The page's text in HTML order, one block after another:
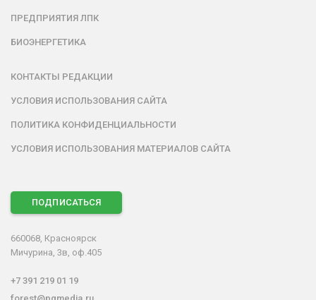
ПРЕДПРИЯТИЯ ЛПК
БИОЭНЕРГЕТИКА
КОНТАКТЫ РЕДАКЦИИ
УСЛОВИЯ ИСПОЛЬЗОВАНИЯ САЙТА
ПОЛИТИКА КОНФИДЕНЦИАЛЬНОСТИ
УСЛОВИЯ ИСПОЛЬЗОВАНИЯ МАТЕРИАЛОВ САЙТА
ПОДПИСАТЬСЯ
660068, Красноярск
Мичурина, 3в, оф.405
+7 391 219 01 19